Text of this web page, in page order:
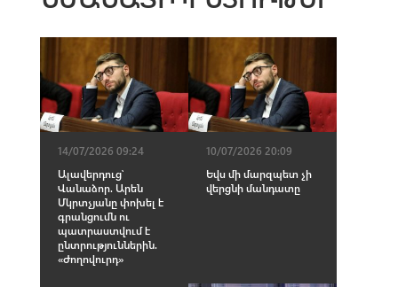
14/07/2026 09:24
Ալավերդուց՝
Վանաձոր. Արեն
Մկրտչյանը փոխել է
գրանցումն ու
պատրաստվում է
ընտրություններին.
«Ժողովուրդ»
10/07/2026 20:09
Եվս մի մարզպետ չի
վերցնի մանդատը